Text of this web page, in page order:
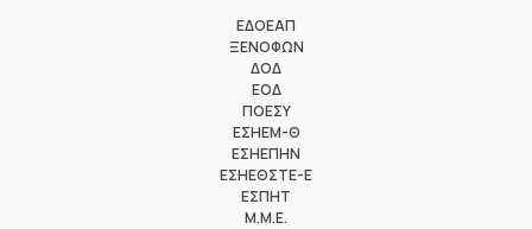
ΕΔΟΕΑΠ
ΞΕΝΟΦΩΝ
ΔΟΔ
ΕΟΔ
ΠΟΕΣΥ
ΕΣΗΕΜ-Θ
ΕΣΗΕΠΗΝ
ΕΣΗΕΘΣΤΕ-Ε
ΕΣΠΗΤ
M.M.E.